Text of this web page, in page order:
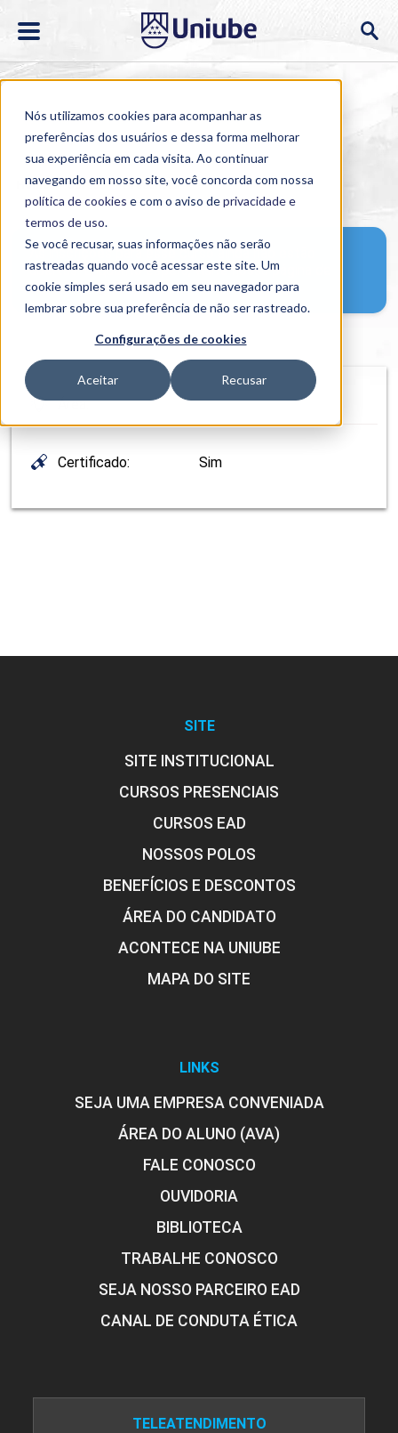
Nós utilizamos cookies para acompanhar as
preferências dos usuários e dessa forma melhorar
sua experiência em cada visita. Ao continuar
navegando em nosso site, você concorda com nossa
política de cookies e com o aviso deprivacidade e
termos de uso.
Se você recusar, suas informações não serão
rastreadas quando você acessar este site. Um
cookie simples será usado em seu navegador para
lembrar sobre sua preferência de não ser rastreado.
Configurações de cookies
Aceitar Recusar
Home > Cursos > Presencial > >
Área:
Certificado: Sim
As inscrições para esse curso ainda não estão
abertas. Enquanto espera, visite nossa página de
materiais grátis.
SITE
SITE INSTITUCIONAL
CURSOS PRESENCIAIS
CURSOS EAD
NOSSOS POLOS
BENEFÍCIOS E DESCONTOS
ÁREA DO CANDIDATO
ACONTECE NA UNIUBE
MAPA DO SITE
LINKS
SEJA UMA EMPRESA CONVENIADA
ÁREA DO ALUNO (AVA)
FALE CONOSCO
OUVIDORIA
BIBLIOTECA
TRABALHE CONOSCO
SEJA NOSSO PARCEIRO EAD
CANAL DE CONDUTA ÉTICA
TELEATENDIMENTO